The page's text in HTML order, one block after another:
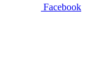
Facebook